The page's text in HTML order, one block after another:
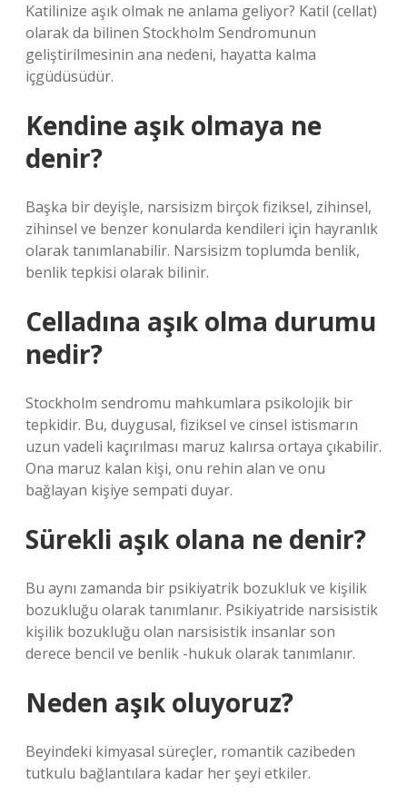
Katilinize aşık olmak ne anlama geliyor? Katil (cellat)
olarak da bilinen Stockholm Sendromunun
geliştirilmesinin ana nedeni, hayatta kalma
içgüdüsüdür.
Kendine aşık olmaya ne
denir?
Başka bir deyişle, narsisizm birçok fiziksel, zihinsel,
zihinsel ve benzer konularda kendileri için hayranlık
olarak tanımlanabilir. Narsisizm toplumda benlik,
benlik tepkisi olarak bilinir.
Celladına aşık olma durumu
nedir?
Stockholm sendromu mahkumlara psikolojik bir
tepkidir. Bu, duygusal, fiziksel ve cinsel istismarın
uzun vadeli kaçırılması maruz kalırsa ortaya çıkabilir.
Ona maruz kalan kişi, onu rehin alan ve onu
bağlayan kişiye sempati duyar.
Sürekli aşık olana ne denir?
Bu aynı zamanda bir psikiyatrik bozukluk ve kişilik
bozukluğu olarak tanımlanır. Psikiyatride narsisistik
kişilik bozukluğu olan narsisistik insanlar son
derece bencil ve benlik -hukuk olarak tanımlanır.
Neden aşık oluyoruz?
Beyindeki kimyasal süreçler, romantik cazibeden
tutkulu bağlantılara kadar her şeyi etkiler.